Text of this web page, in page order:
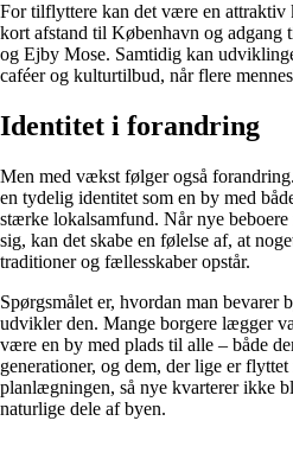
For tilflyttere kan det være en attraktiv
kort afstand til København og adgang
og Ejby Mose. Samtidig kan
caféer og kulturtilbud, når flere
Identitet i forandring
Men med vækst følger også
en tydelig identitet som en by med
stærke lokalsamfund. Når nye
sig, kan det skabe en følelse af, at
traditioner og fællesskaber opstår.
Spørgsmålet er, hvordan man bevarer
udvikler den. Mange borgere lægger
være en by med plads til alle – både
generationer, og dem, der lige er
planlægningen, så nye kvarterer ikke
naturlige dele af byen.